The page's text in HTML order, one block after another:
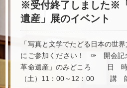
※受付終了しました※
遺産」展のイベント
「写真と文学でたどる日本の世
にご参加ください！ ✑ 開会記
革命遺産」のみどころ 日
（土）11：00～12：00